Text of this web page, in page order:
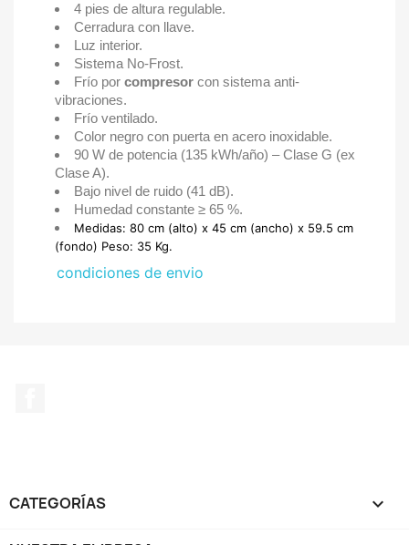
4 pies de altura regulable.
Cerradura con llave.
Luz interior.
Sistema No-Frost.
Frío por compresor con sistema anti-
vibraciones.
Frío ventilado.
Color negro con puerta en acero inoxidable.
90 W de potencia (135 kWh/año) – Clase G (ex
Clase A).
Bajo nivel de ruido (41 dB).
Humedad constante ≥ 65 %.
Medidas: 80 cm (alto) x 45 cm (ancho) x 59.5 cm
(fondo) Peso: 35 Kg.
condiciones de envio
CATEGORÍAS 